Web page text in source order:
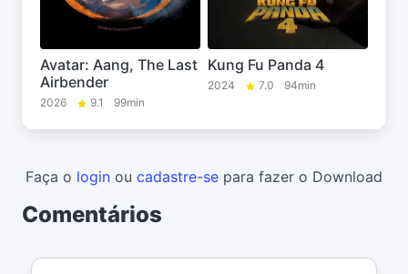
Avatar: Aang, The Last
Airbender
2026 9.1 99min
Kung Fu Panda 4
2024 7.0 94min
Faça o login ou cadastre-se para fazer o Download
Comentários